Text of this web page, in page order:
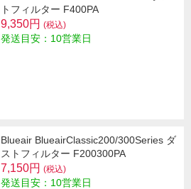
トフィルター F400PA
9,350円 (税込)
発送目安：10営業日
Blueair BlueairClassic200/300Series ダ
ストフィルター F200300PA
7,150円 (税込)
発送目安：10営業日